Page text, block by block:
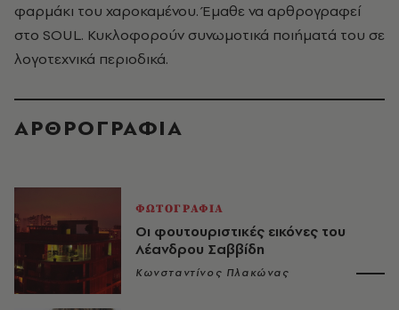
φαρμάκι του χαροκαμένου. Έμαθε να αρθρογραφεί
στο SOUL. Κυκλοφορούν συνωμοτικά ποιήματά του σε
λογοτεχνικά περιοδικά.
ΑΡΘΡΟΓΡΑΦΙΑ
ΦΩΤΟΓΡΑΦΙΑ
Οι φουτουριστικές εικόνες του
Λέανδρου Σαββίδη
Κωνσταντίνος Πλακώνας